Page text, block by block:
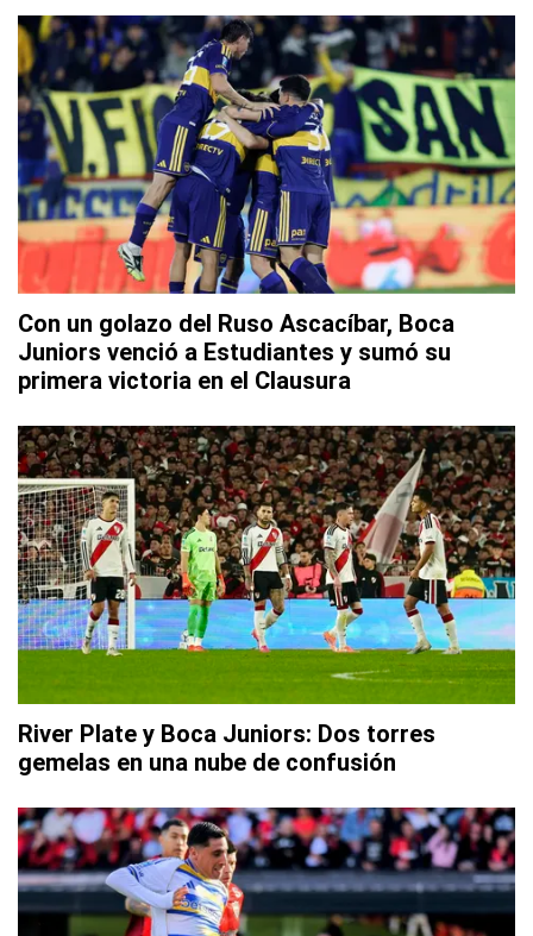
Con un golazo del Ruso Ascacíbar, Boca
Juniors venció a Estudiantes y sumó su
primera victoria en el Clausura
River Plate y Boca Juniors: Dos torres
gemelas en una nube de confusión